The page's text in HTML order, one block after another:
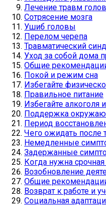
Лечение травм
Сотрясение мозга
Ушиб головы
Перелом черепа
Травматический
Уход за собой дома
Общие
Покой и режим сна
Избегайте
Правильное питание
Избегайте алкоголя
Поддержка
Период
Чего ожидать
Немедленные
Задержанные
Когда нужна
Возобновление
Общие
Возврат к работе и
Социальная